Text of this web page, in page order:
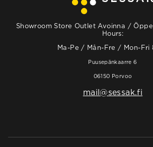
Showroom Store Outlet Avoinna /
Hours:
Ma-Pe / Mån-Fre / Mon-Fri
Puusepänkaarre 6
06150 Porvoo
mail@sessak.fi